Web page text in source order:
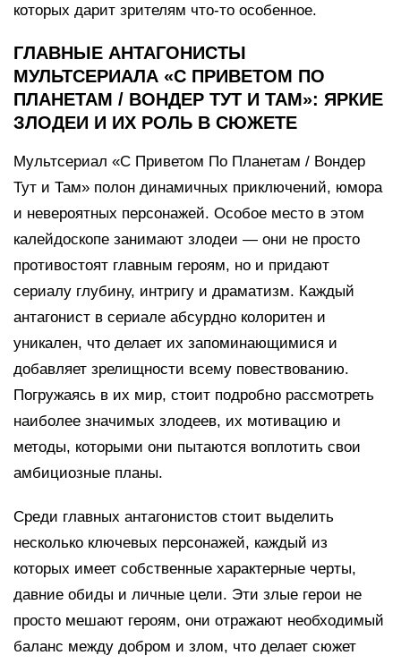
которых дарит зрителям что-то особенное.
ГЛАВНЫЕ АНТАГОНИСТЫ
МУЛЬТСЕРИАЛА «С ПРИВЕТОМ ПО
ПЛАНЕТАМ / ВОНДЕР ТУТ И ТАМ»: ЯРКИЕ
ЗЛОДЕИ И ИХ РОЛЬ В СЮЖЕТЕ
Мультсериал «С Приветом По Планетам / Вондер
Тут и Там» полон динамичных приключений, юмора
и невероятных персонажей. Особое место в этом
калейдоскопе занимают злодеи — они не просто
противостоят главным героям, но и придают
сериалу глубину, интригу и драматизм. Каждый
антагонист в сериале абсурдно колоритен и
уникален, что делает их запоминающимися и
добавляет зрелищности всему повествованию.
Погружаясь в их мир, стоит подробно рассмотреть
наиболее значимых злодеев, их мотивацию и
методы, которыми они пытаются воплотить свои
амбициозные планы.
Среди главных антагонистов стоит выделить
несколько ключевых персонажей, каждый из
которых имеет собственные характерные черты,
давние обиды и личные цели. Эти злые герои не
просто мешают героям, они отражают необходимый
баланс между добром и злом, что делает сюжет